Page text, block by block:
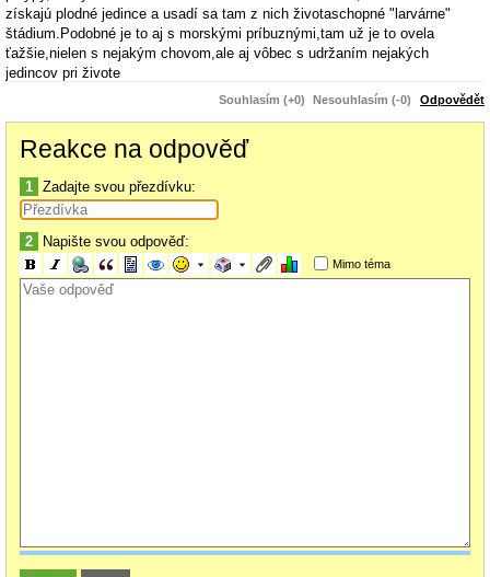
získajú plodné jedince a usadí sa tam z nich životaschopné "larvárne"
štádium.Podobné je to aj s morskými príbuznými,tam už je to ovela
ťažšie,nielen s nejakým chovom,ale aj vôbec s udržaním nejakých
jedincov pri živote
Souhlasím (+0) Nesouhlasím (-0) Odpovědět
Reakce na odpověď
1 Zadajte svou přezdívku:
2 Napište svou odpověď:
Mimo téma